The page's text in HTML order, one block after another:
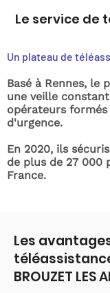
Le service de
Un plateau de
Basé à Rennes, le
une veille
opérateurs
d'urgence.
En 2020, ils
de plus de 27 000
France.
Les
BROUZET LES